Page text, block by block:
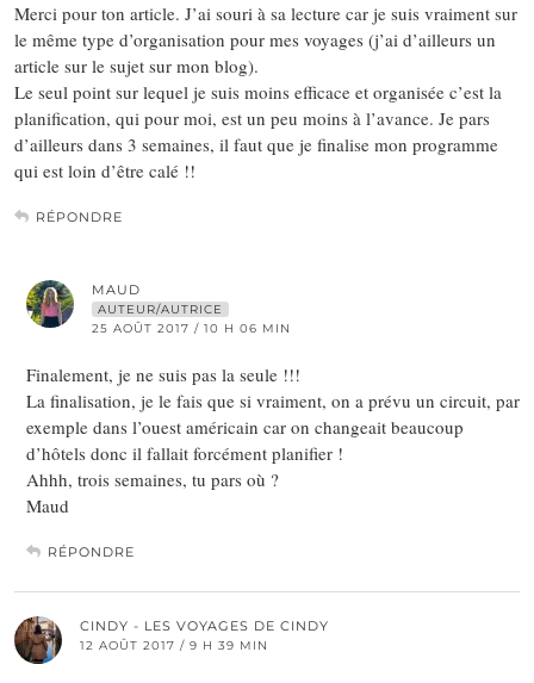
Merci pour ton article. J’ai souri à sa lecture car je suis vraiment sur
le même type d’organisation pour mes voyages (j’ai d’ailleurs un
article sur le sujet sur mon blog).
Le seul point sur lequel je suis moins efficace et organisée c’est la
planification, qui pour moi, est un peu moins à l’avance. Je pars
d’ailleurs dans 3 semaines, il faut que je finalise mon programme
qui est loin d’être calé !!
RÉPONDRE
MAUD
AUTEUR/AUTRICE
25 AOÛT 2017 / 10 H 06 MIN
Finalement, je ne suis pas la seule !!!
La finalisation, je le fais que si vraiment, on a prévu un circuit, par
exemple dans l’ouest américain car on changeait beaucoup
d’hôtels donc il fallait forcément planifier !
Ahhh, trois semaines, tu pars où ?
Maud
RÉPONDRE
CINDY - LES VOYAGES DE CINDY
12 AOÛT 2017 / 9 H 39 MIN